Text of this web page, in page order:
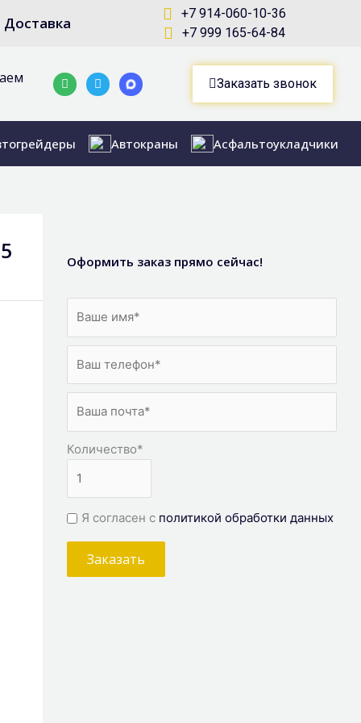
Доставка
+7 914-060-10-36
+7 999 165-64-84
WhatsappTelegram-
plane Заказать звонок
Автокраны Асфальтоукладчики
Оформить заказ прямо сейчас!
Количество*
Я согласен с политикой обработки данных
Заказать